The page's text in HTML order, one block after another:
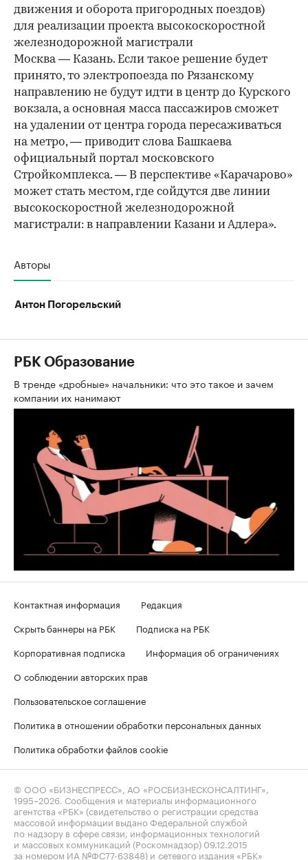
движения и оборота пригородных поездов)
для реализации проекта высокоскоростной
железнодорожной магистрали
Москва — Казань. Если такое решение будет
принято, то электропоезда по Рязанскому
направлению не будут идти в центр до Курского
вокзала, а основная масса пассажиров сможет
на удалении от центра города пересаживаться
на метро, — приводит слова Башкаева
официальный портал московского
Стройкомплекса. — В перспективе «Карачарово»
может стать местом, где сойдутся две линии
высокоскоростной железнодорожной
магистрали: в направлении Казани и Адлера».
Авторы
Антон Погорельский
РБК Образование
В тренде «дробные» начальники: что это такое и зачем
компании их нанимают
Контактная информация
Редакция
Скрыть баннеры на РБК
Подписка на РБК
Корпоративная подписка
Информация об ограничениях
О соблюдении авторских прав
Пользовательское соглашение
Политика в отношении обработки персональных данных
Политика обработки файлов cookie
© ООО «БИЗНЕСПРЕСС», АО «РОСБИЗНЕСКОНСАЛТИНГ»,
1995–2026 . Сообщения и материалы информационного
агентства «РБК» (свидетельство о регистрации средства
массовой информации выдано Федеральной службой
по надзору в сфере связи, информационных технологий
и массовых коммуникаций (Роскомнадзор) 09.12.2015
за номером ИА №ФС77-63848) и сетевого издания «РБК»